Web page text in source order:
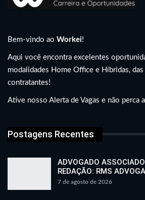
Bem-vindo ao Workei!
Aqui você encontra excelentes
modalidades Home Office e Híbridas,
contratantes!
Ative nosso Alerta de Vagas e não perca
Postagens Recentes
ADVOGADO
REDAÇÃO: RMS
7 de agosto de 2026